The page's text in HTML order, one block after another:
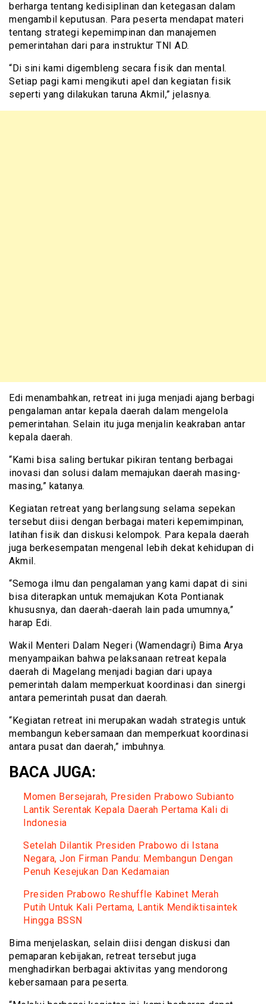
berharga tentang kedisiplinan dan ketegasan dalam
mengambil keputusan. Para peserta mendapat materi
tentang strategi kepemimpinan dan manajemen
pemerintahan dari para instruktur TNI AD.
“Di sini kami digembleng secara fisik dan mental.
Setiap pagi kami mengikuti apel dan kegiatan fisik
seperti yang dilakukan taruna Akmil,” jelasnya.
Edi menambahkan, retreat ini juga menjadi ajang berbagi
pengalaman antar kepala daerah dalam mengelola
pemerintahan. Selain itu juga menjalin keakraban antar
kepala daerah.
“Kami bisa saling bertukar pikiran tentang berbagai
inovasi dan solusi dalam memajukan daerah masing-
masing,” katanya.
Kegiatan retreat yang berlangsung selama sepekan
tersebut diisi dengan berbagai materi kepemimpinan,
latihan fisik dan diskusi kelompok. Para kepala daerah
juga berkesempatan mengenal lebih dekat kehidupan di
Akmil.
“Semoga ilmu dan pengalaman yang kami dapat di sini
bisa diterapkan untuk memajukan Kota Pontianak
khususnya, dan daerah-daerah lain pada umumnya,”
harap Edi.
Wakil Menteri Dalam Negeri (Wamendagri) Bima Arya
menyampaikan bahwa pelaksanaan retreat kepala
daerah di Magelang menjadi bagian dari upaya
pemerintah dalam memperkuat koordinasi dan sinergi
antara pemerintah pusat dan daerah.
“Kegiatan retreat ini merupakan wadah strategis untuk
membangun kebersamaan dan memperkuat koordinasi
antara pusat dan daerah,” imbuhnya.
BACA JUGA:
Momen Bersejarah, Presiden Prabowo Subianto
Lantik Serentak Kepala Daerah Pertama Kali di
Indonesia
Setelah Dilantik Presiden Prabowo di Istana
Negara, Jon Firman Pandu: Membangun Dengan
Penuh Kesejukan Dan Kedamaian
Presiden Prabowo Reshuffle Kabinet Merah
Putih Untuk Kali Pertama, Lantik Mendiktisaintek
Hingga BSSN
Bima menjelaskan, selain diisi dengan diskusi dan
pemaparan kebijakan, retreat tersebut juga
menghadirkan berbagai aktivitas yang mendorong
kebersamaan para peserta.